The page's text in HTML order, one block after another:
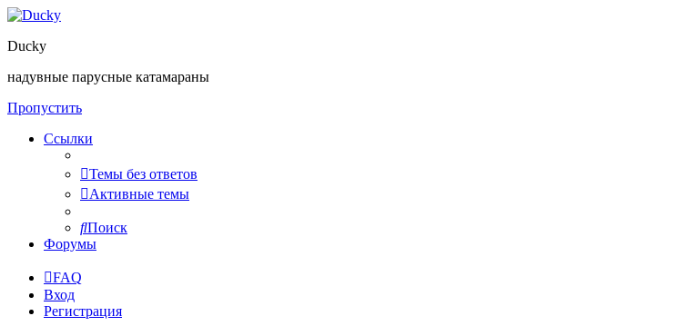
Ducky
надувные парусные катамараны
Пропустить
Ссылки
Темы без ответов
Активные темы
Поиск
Форумы
FAQ
Вход
Регистрация